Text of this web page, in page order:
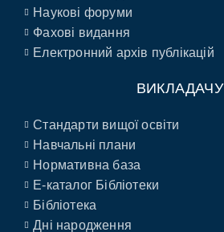
Наукові форуми
Фахові видання
Електронний архів публікацій
ВИКЛАДАЧУ
Стандарти вищої освіти
Навчальні плани
Нормативна база
E-каталог Бібліотеки
Бібліотека
Дні народження